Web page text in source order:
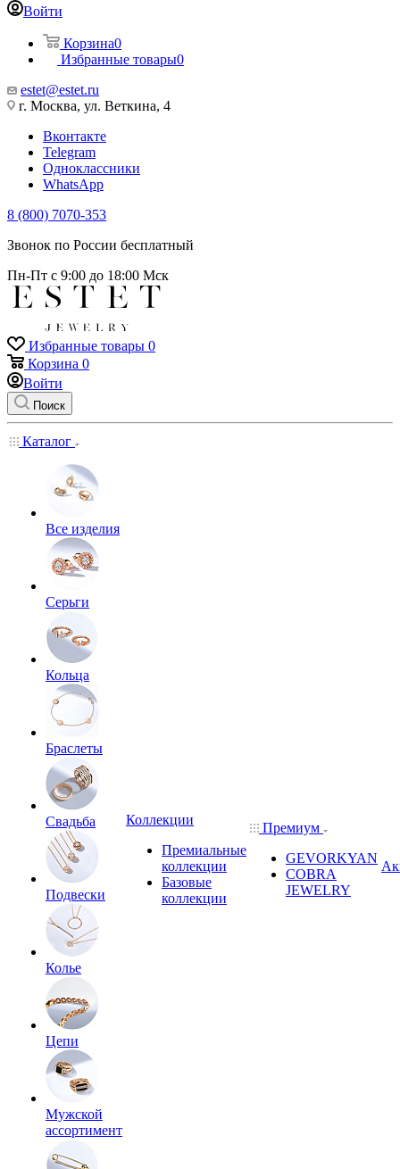
Войти
Корзина0
Избранные товары0
estet@estet.ru
г. Москва, ул. Веткина, 4
Вконтакте
Telegram
Одноклассники
WhatsApp
8 (800) 7070-353
Звонок по России бесплатный
Пн-Пт с 9:00 до 18:00 Мск
Избранные товары 0
Корзина 0
Войти
Поиск
Каталог
Все изделия
Серьги
Кольца
Браслеты
Свадьба
Подвески
Колье
Цепи
Мужской
ассортимент
Коллекции
Премиальные
коллекции
Базовые
коллекции
Премиум
GEVORKYAN
COBRA
JEWELRY